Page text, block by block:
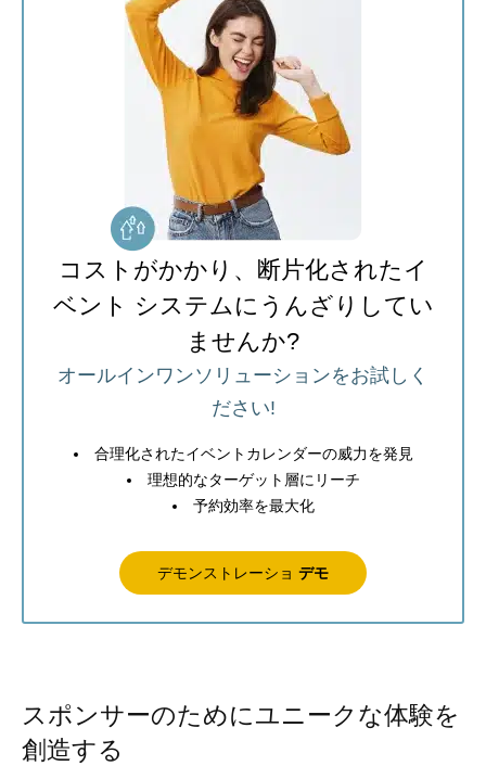
コストがかかり、断片化されたイ
ベント システムにうんざりしてい
ませんか?
オールインワンソリューションをお試しく
ださい!
合理化されたイベントカレンダーの威力を発見
理想的なターゲット層にリーチ
予約効率を最大化
デモンストレーショ デモ
スポンサーのためにユニークな体験を
創造する